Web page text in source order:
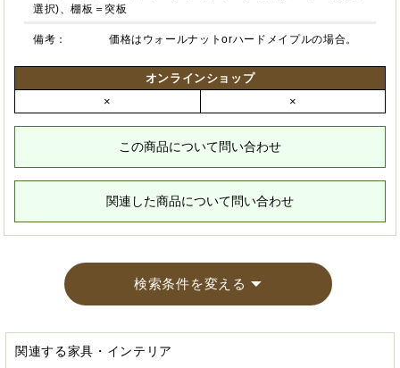
選択)、棚板＝突板
備考： 価格はウォールナットorハードメイプルの場合。
オンラインショップ
×
×
この商品について問い合わせ
関連した商品について問い合わせ
検索条件を変える
関連する家具・インテリア